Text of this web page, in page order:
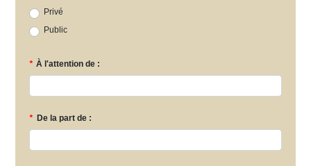
Privé
Public
* À l'attention de :
* De la part de :